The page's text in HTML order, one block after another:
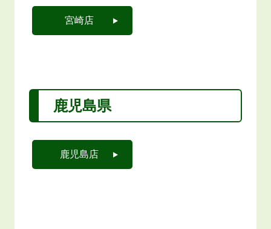
宮崎店
鹿児島県
鹿児島店